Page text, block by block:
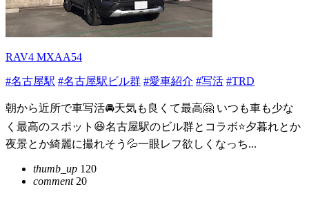
RAV4 MXAA54
#名古屋駅 #名古屋駅ビル群 #愛車紹介 #写活 #TRD
朝から近所で車写活🚘天気も良くて最高🤗 いつも車も少な
く最高のスポット😆名古屋駅のビル群とコラボ⭐️夕暮れとか
夜景とか綺麗に撮れそう💦一眼レフ欲しくなっち...
thumb_up 120
comment20